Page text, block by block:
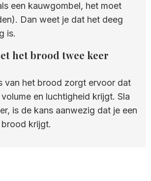
een kauwgombel, het moet
Dan weet je dat het deeg
is.
het brood twee keer
van het brood zorgt ervoor dat
en luchtigheid krijgt. Sla
is de kans aanwezig dat je een
krijgt.